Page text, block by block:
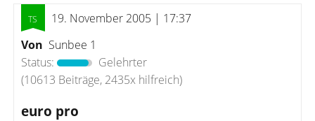
19. November 2005 | 17:37
Von Sunbee 1
Status:
Gelehrter
(10613 Beiträge, 2435x hilfreich)
euro pro